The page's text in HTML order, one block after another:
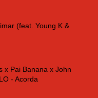
(feat. Young K &
x Pai Banana x John
- Acorda